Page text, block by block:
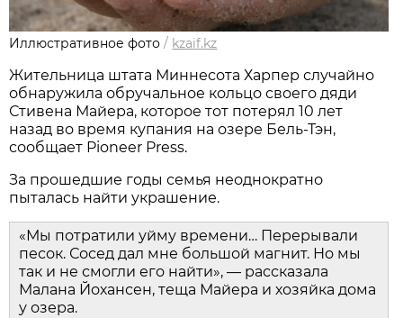
Иллюстративное фото / kzaif.kz
Жительница штата Миннесота Харпер случайно
обнаружила обручальное кольцо своего дяди
Стивена Майера, которое тот потерял 10 лет
назад во время купания на озере Бель-Тэн,
сообщает Pioneer Press.
За прошедшие годы семья неоднократно
пыталась найти украшение.
«Мы потратили уйму времени… Перерывали
песок. Сосед дал мне большой магнит. Но мы
так и не смогли его найти», — рассказала
Малана Йохансен, теща Майера и хозяйка дома
у озера.